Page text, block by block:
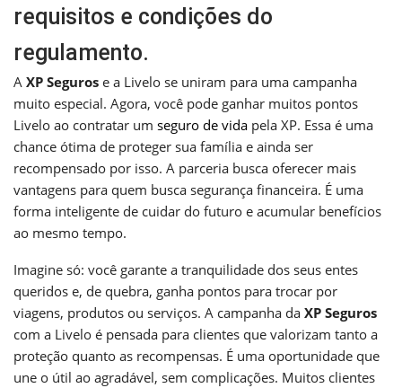
requisitos e condições do
regulamento.
A XP Seguros e a Livelo se uniram para uma campanha
muito especial. Agora, você pode ganhar muitos pontos
Livelo ao contratar um seguro de vida pela XP. Essa é uma
chance ótima de proteger sua família e ainda ser
recompensado por isso. A parceria busca oferecer mais
vantagens para quem busca segurança financeira. É uma
forma inteligente de cuidar do futuro e acumular benefícios
ao mesmo tempo.
Imagine só: você garante a tranquilidade dos seus entes
queridos e, de quebra, ganha pontos para trocar por
viagens, produtos ou serviços. A campanha da XP Seguros
com a Livelo é pensada para clientes que valorizam tanto a
proteção quanto as recompensas. É uma oportunidade que
une o útil ao agradável, sem complicações. Muitos clientes